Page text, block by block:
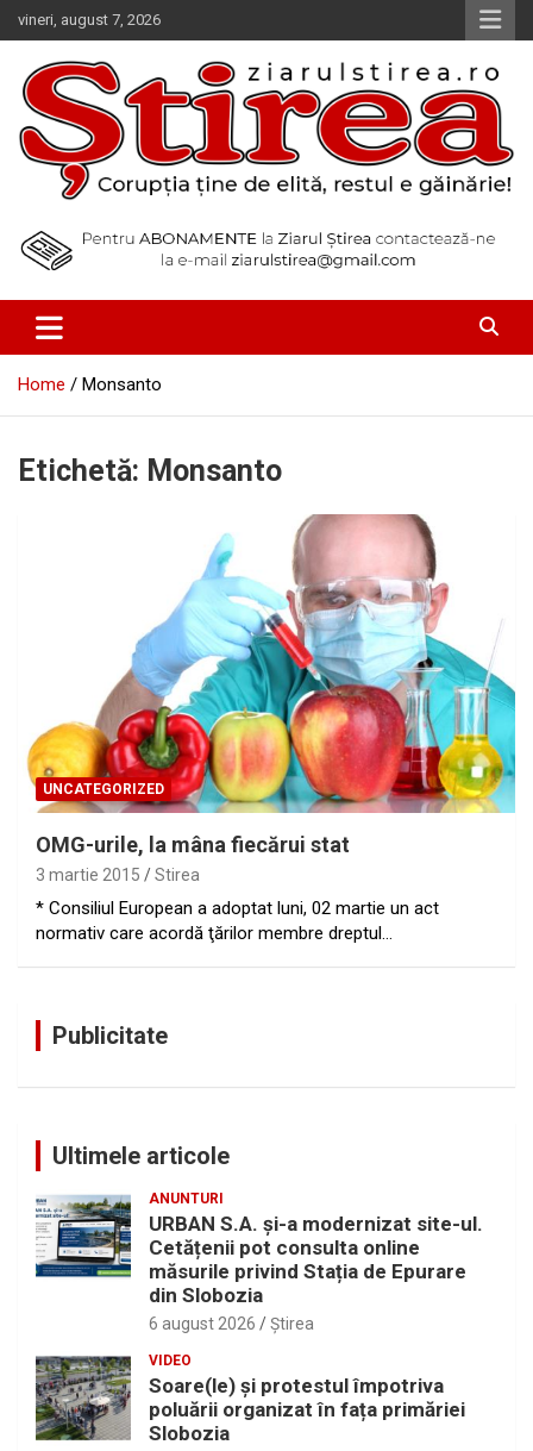
Skip
to
content
vineri, august 7, 2026
Ziarul Știrea
Home Monsanto
Etichetă: Monsanto
UNCATEGORIZED
OMG-urile, la mâna fiecărui stat
3 martie 2015 Stirea
* Consiliul European a adoptat luni, 02 martie un act
normativ care acordă ţărilor membre dreptul…
Publicitate
Ultimele articole
ANUNTURI
URBAN S.A. și-a modernizat site-ul.
Cetățenii pot consulta online
măsurile privind Stația de Epurare
din Slobozia
6 august 2026 Ştirea
VIDEO
Soare(le) și protestul împotriva
poluării organizat în fața primăriei
Slobozia